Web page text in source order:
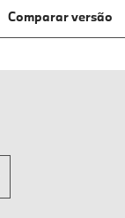
Comparar versão